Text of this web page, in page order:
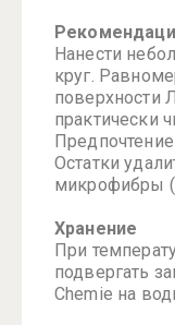
Нанести
круг.
поверхности
практически
Остатки
микрофибры
Хранение
При
подвергать
Chemie на